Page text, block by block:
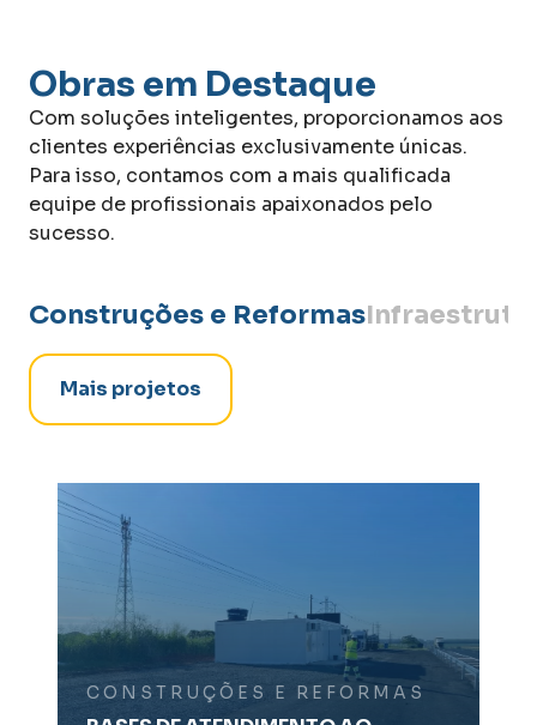
Obras em Destaque
Com soluções inteligentes, proporcionamos aos
clientes experiências exclusivamente únicas.
Para isso, contamos com a mais qualificada
equipe de profissionais apaixonados pelo
sucesso.
Construções e Reformas
Mais projetos
CONSTRUÇÕES E REFORMAS